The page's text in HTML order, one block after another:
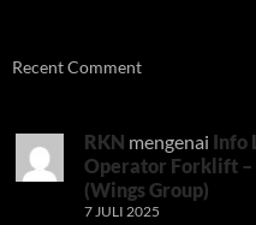
Recent Comment
RKN mengenai Info
Operator Forklift –
(Wings Group)
7 JULI 2025